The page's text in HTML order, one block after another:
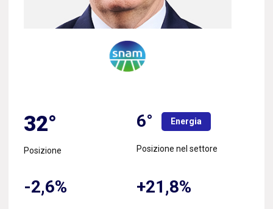
32°
Posizione
6° Energia
Posizione nel settore
-2,6% +21,8%